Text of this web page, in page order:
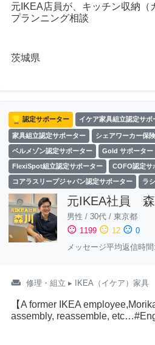
元IKEA店員が、キッチン収納（
プランニング相談
茨城県
認定サポーター イケア家具組立認定サポ
家具組立認定サポーター シェアワーカー保
ベルメゾン認定サポーター Gold サポーター
FlexiSpot組立認定サポーター COFO認定サ
コアラスリープジャパン認定サポーター ラ
元IKEA社員 森
男性 / 30代/ 東京都
sentiment_satisfied 1199 sentiment_neutral 12 sentiment_dissatisfied 0
メッセージ平均返信時
weekend 修理・組立 ▸ IKEA（イケア）家具
【A former IKEA
assembly, reassemble,